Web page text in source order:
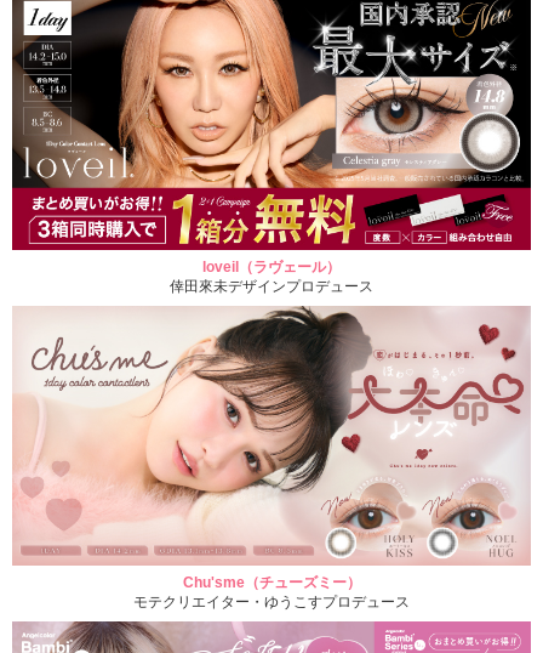
loveil（ラヴェール）
倖田來未デザインプロデュース
Chu'sme（チューズミー）
モテクリエイター・ゆうこすプロデュース